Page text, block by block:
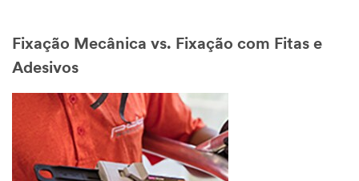
public.
We
reserve
the
disqualify
without
notification
Fixação Mecânica vs. Fixação com Fitas e
Adesivos